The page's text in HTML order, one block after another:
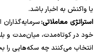
یا واکنش به اخبار باشد.
استراتژی معاملاتی:
خود در کوتاه‌مدت، میان‌مدت و
انتخاب می‌کنند چه سکه‌هایی را